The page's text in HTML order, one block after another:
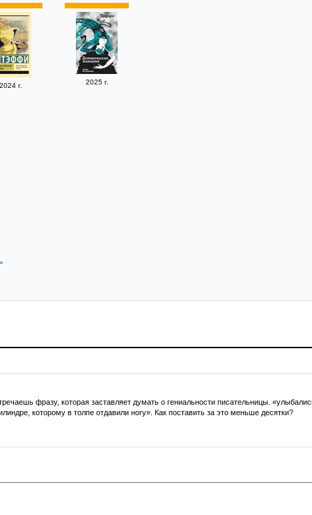
г. 2025 г.
фразу, которая заставляет думать о гениальности писательницы.
которому в толпе отдавили ногу». Как поставить за это меньше десятки?